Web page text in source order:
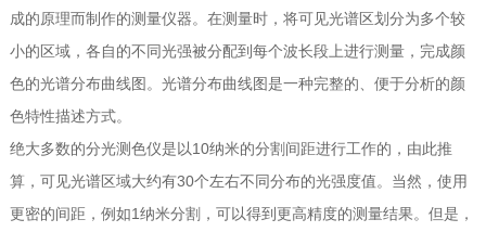
成的原理而制作的测量仪器。在测量时，将可见光谱区划分为多个较
小的区域，各自的不同光强被分配到每个波长段上进行测量，完成颜
色的光谱分布曲线图。光谱分布曲线图是一种完整的、便于分析的颜
色特性描述方式。
绝大多数的分光测色仪是以10纳米的分割间距进行工作的，由此推
算，可见光谱区域大约有30个左右不同分布的光强度值。当然，使用
更密的间距，例如1纳米分割，可以得到更高精度的测量结果。但是，